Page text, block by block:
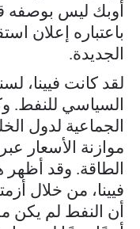
أوبك ليس بوصفه
باعتباره إعلان
الجديدة.
لقد كانت فيينا،
السياسي للنفط.
الجماعية لدول
موازنة الأسعار
الطاقة. وقد أظهر
أن النفط لم يكن